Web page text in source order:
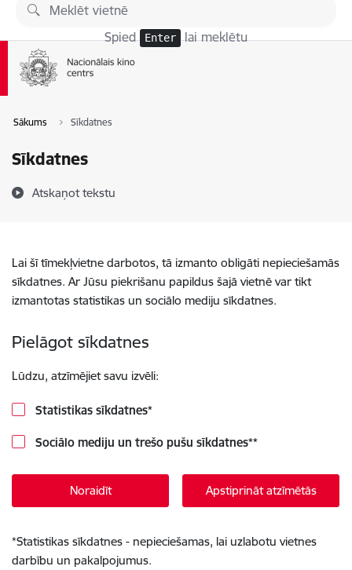
Pāriet uz lapas saturu
Spied Enter lai meklētu
Sākums Sīkdatnes
Sīkdatnes
Atskaņot tekstu
Lai šī tīmekļvietne darbotos, tā izmanto obligāti nepieciešamās
sīkdatnes. Ar Jūsu piekrišanu papildus šajā vietnē var tikt
izmantotas statistikas un sociālo mediju sīkdatnes.
Pielāgot sīkdatnes
Lūdzu, atzīmējiet savu izvēli:
Statistikas sīkdatnes*
Sociālo mediju un trešo pušu sīkdatnes**
Noraidīt Apstiprināt atzīmētās
*Statistikas sīkdatnes - nepieciešamas, lai uzlabotu vietnes
darbību un pakalpojumus.